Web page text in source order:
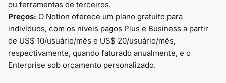
ou ferramentas de terceiros.
Preços: O Notion oferece um plano gratuito para
indivíduos, com os níveis pagos Plus e Business a partir
de US$ 10/usuário/mês e US$ 20/usuário/mês,
respectivamente, quando faturado anualmente, e o
Enterprise sob orçamento personalizado.